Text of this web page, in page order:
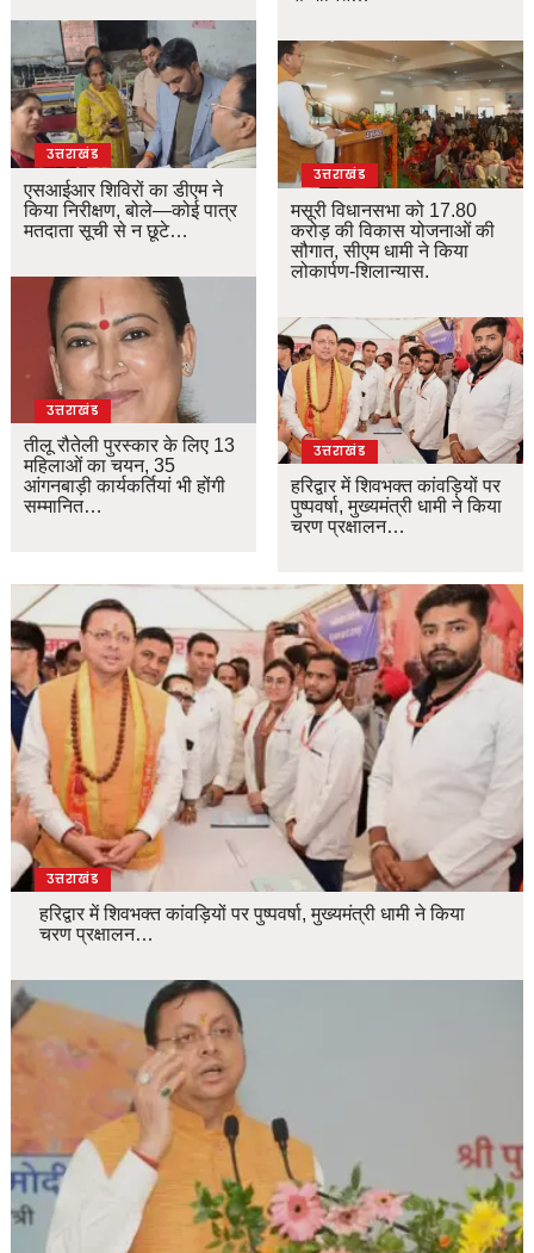
उत्तराखंड
एसआईआर शिविरों का डीएम ने
किया निरीक्षण, बोले—कोई पात्र
मतदाता सूची से न छूटे…
उत्तराखंड
तीलू रौतेली पुरस्कार के लिए 13
महिलाओं का चयन, 35
आंगनबाड़ी कार्यकर्तियां भी होंगी
सम्मानित…
उत्तराखंड
मसूरी विधानसभा को 17.80
करोड़ की विकास योजनाओं की
सौगात, सीएम धामी ने किया
लोकार्पण-शिलान्यास.
उत्तराखंड
हरिद्वार में शिवभक्त कांवड़ियों पर
पुष्पवर्षा, मुख्यमंत्री धामी ने किया
चरण प्रक्षालन…
उत्तराखंड
हरिद्वार में शिवभक्त कांवड़ियों पर पुष्पवर्षा, मुख्यमंत्री धामी ने किया
चरण प्रक्षालन…